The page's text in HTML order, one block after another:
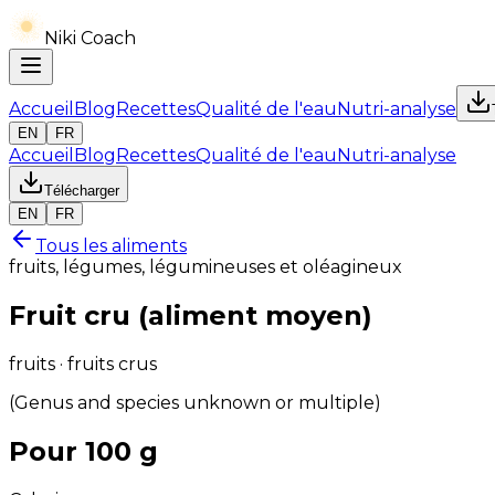
Niki Coach
Accueil BlogRecettesQualité de l'eauNutri-analyse
EN
FR
Accueil BlogRecettesQualité de l'eauNutri-analyse
Télécharger
EN
FR
Tous les aliments
fruits, légumes, légumineuses et oléagineux
Fruit cru (aliment moyen)
fruits · fruits crus
(Genus and species unknown or multiple)
Pour 100 g